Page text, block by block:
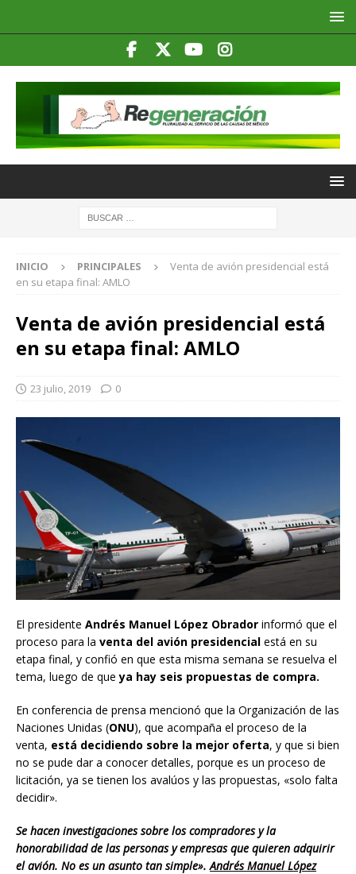
INICIO PRINCIPALES
Venta de avión presidencial está
en su etapa final: AMLO
Venta de avión presidencial está
en su etapa final: AMLO
23 julio, 2019 0
El presidente Andrés Manuel López Obrador informó que el
proceso para la venta del avión presidencial está en su
etapa final, y confió en que esta misma semana se resuelva el
tema, luego de queya hay seis propuestas de compra.
En conferencia de prensa mencionó que la Organización de las
Naciones Unidas (ONU), que acompaña el proceso de la
venta, está decidiendo sobre la mejor oferta, y que si bien
no se pude dar a conocer detalles, porque es un proceso de
licitación, ya se tienen los avalúos y las propuestas, «solo falta
decidir».
Se hacen investigaciones sobre los compradores y la
honorabilidad de las personas y empresas que quieren adquirir
el avión. No es un asunto tan simple».Andrés Manuel López